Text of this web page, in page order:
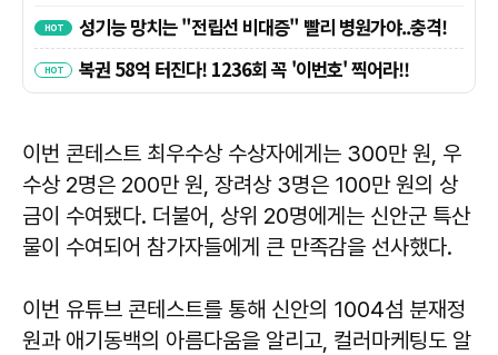
이번 콘테스트 최우수상 수상자에게는 300만 원, 우
수상 2명은 200만 원, 장려상 3명은 100만 원의 상
금이 수여됐다. 더불어, 상위 20명에게는 신안군 특산
물이 수여되어 참가자들에게 큰 만족감을 선사했다.
이번 유튜브 콘테스트를 통해 신안의 1004섬 분재정
원과 애기동백의 아름다움을 알리고, 컬러마케팅도 알